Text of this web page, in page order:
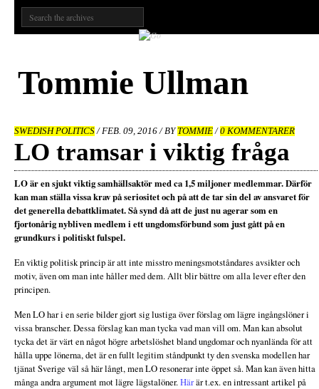
Tommie Ullman
SWEDISH POLITICS/ FEB. 09, 2016 / BYTOMMIE/0 KOMMENTARER
LO tramsar i viktig fråga
LO är en sjukt viktig samhällsaktör med ca 1,5 miljoner medlemmar. Därför
kan man ställa vissa krav på seriositet och på att de tar sin del av ansvaret för
det generella debattklimatet. Så synd då att de just nu agerar som en
fjortonårig nybliven medlem i ett ungdomsförbund som just gått på en
grundkurs i politiskt fulspel.
En viktig politisk princip är att inte misstro meningsmotståndares avsikter och
motiv, även om man inte håller med dem. Allt blir bättre om alla lever efter den
principen.
Men LO har i en serie bilder gjort sig lustiga över förslag om lägre ingångslöner i
vissa branscher. Dessa förslag kan man tycka vad man vill om. Man kan absolut
tycka det är värt en något högre arbetslöshet bland ungdomar och nyanlända för att
hålla uppe lönerna, det är en fullt legitim ståndpunkt ty den svenska modellen har
tjänat Sverige väl så här långt, men LO resonerar inte öppet så. Man kan även hitta
många andra argument mot lägre lägstalöner.Härär t.ex. en intressant artikel på